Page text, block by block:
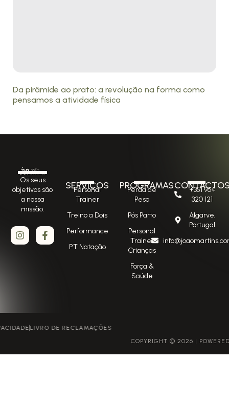
Da pirâmide ao prato: a revolução na forma como
pensamos a atividade física
Os seus
objetivos são
a nossa
missão.
SERVIÇOS
Personal
Trainer
Treino a Dois
Performance
PT Natação
PROGRAMAS
Perda de
Peso
Pós Parto
Personal
Trainer
Crianças
Força &
Saúde
+351 964
320 121
Algarve,
Portugal
POLÍTICA DE PRIVACIDADE
COPYRIGHT © 2026 | POWERED BY GROWME